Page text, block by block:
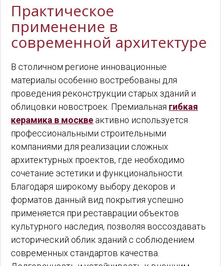
Практическое
применение в
современной архитектуре
В столичном регионе инновационные
материалы особенно востребованы для
проведения реконструкции старых зданий и
облицовки новостроек. Премиальная гибкая
керамика в москве активно используется
профессиональными строительными
компаниями для реализации сложных
архитектурных проектов, где необходимо
сочетание эстетики и функциональности.
Благодаря широкому выбору декоров и
форматов данный вид покрытия успешно
применяется при реставрации объектов
культурного наследия, позволяя воссоздавать
исторический облик зданий с соблюдением
современных стандартов качества.